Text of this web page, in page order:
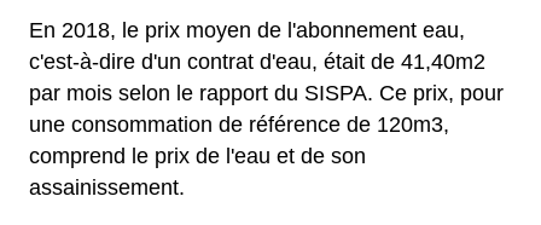
En 2018, le prix moyen de l'abonnement eau,
c'est-à-dire d'un contrat d'eau, était de 41,40m2
par mois selon le rapport du SISPA. Ce prix, pour
une consommation de référence de 120m3,
comprend le prix de l'eau et de son
assainissement.